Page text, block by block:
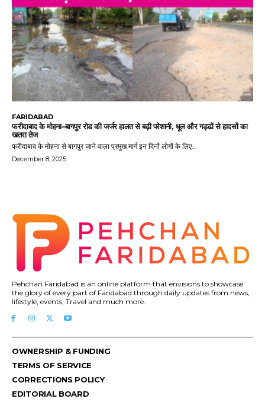
FARIDABAD
फरीदाबाद के मोहना–बागपुर रोड की जर्जर हालत से बढ़ी परेशानी, धूल और गड्ढों से हादसों का
खतरा तेज
फरीदाबाद के मोहना से बागपुर जाने वाला प्रमुख मार्ग इन दिनों लोगों के लिए...
December 8, 2025
Pehchan Faridabad is an online platform that envisions to showcase
the glory of every part of Faridabad through daily updates from news,
lifestyle, events, Travel and much more.
OWNERSHIP & FUNDING
TERMS OF SERVICE
CORRECTIONS POLICY
EDITORIAL BOARD